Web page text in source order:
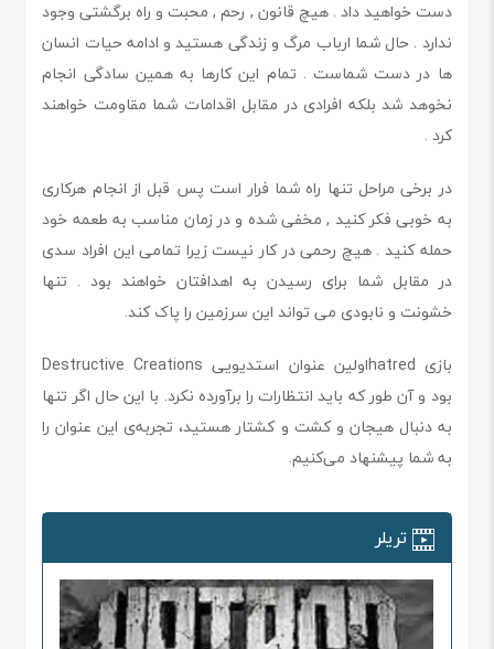
دست خواهید داد . هیچ قانون , رحم , محبت و راه برگشتی وجود
ندارد . حال شما ارباب مرگ و زندگی هستید و ادامه حیات انسان
ها در دست شماست . تمام این کارها به همین سادگی انجام
نخوهد شد بلکه افرادی در مقابل اقدامات شما مقاومت خواهند
کرد .
در برخی مراحل تنها راه شما فرار است پس قبل از انجام هرکاری
به خوبی فکر کنید , مخفی شده و در زمان مناسب به طعمه خود
حمله کنید . هیچ رحمی در کار نیست زیرا تمامی این افراد سدی
در مقابل شما برای رسیدن به اهدافتان خواهند بود . تنها
خشونت و نابودی می تواند این سرزمین را پاک کند.
بازی hatredاولین عنوان استدیویی Destructive Creations
بود و آن طور که باید انتظارات را برآورده نکرد. با این حال اگر تنها
به دنبال هیجان و کشت و کشتار هستید، تجربه‌ی این عنوان را
به شما پیشنهاد می‌کنیم.
تریلر